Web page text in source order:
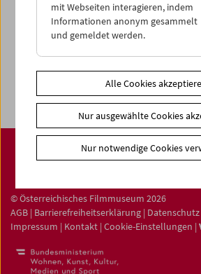
Film ONLINE
Filmbezogene Sammlung
Sammlungen ONLINE
Filmmuseum LAB
© Österreichisches Filmmuseum 2026
AGB | Barrierefreiheitserklärung | Datenschutz
Impressum | Kontakt | Cookie-Einstellungen |
mit Webseiten interagieren, indem
Informationen anonym gesammelt
und gemeldet werden.
Alle Cookies
Nur ausgewählte Cookies
Nur notwendige Cookies